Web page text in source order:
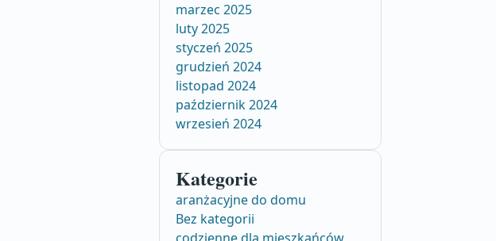
marzec 2025
luty 2025
styczeń 2025
grudzień 2024
listopad 2024
październik 2024
wrzesień 2024
Kategorie
aranżacyjne do domu
Bez kategorii